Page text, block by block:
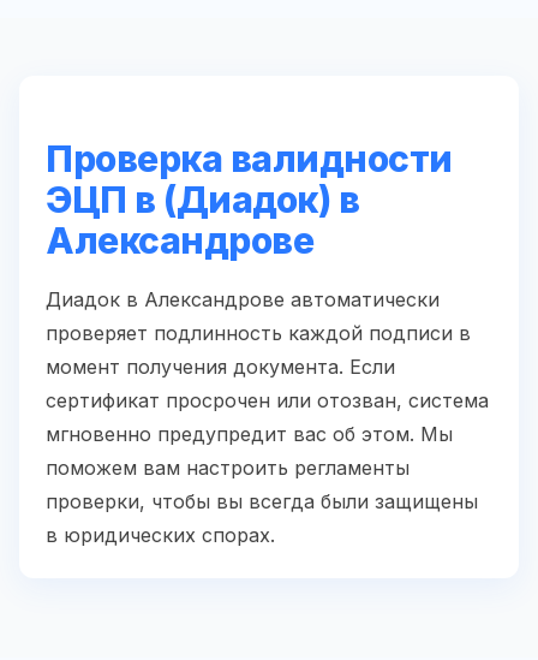
Проверка валидности
ЭЦП в (Диадок) в
Александрове
Диадок в Александрове автоматически
проверяет подлинность каждой подписи в
момент получения документа. Если
сертификат просрочен или отозван, система
мгновенно предупредит вас об этом. Мы
поможем вам настроить регламенты
проверки, чтобы вы всегда были защищены
в юридических спорах.